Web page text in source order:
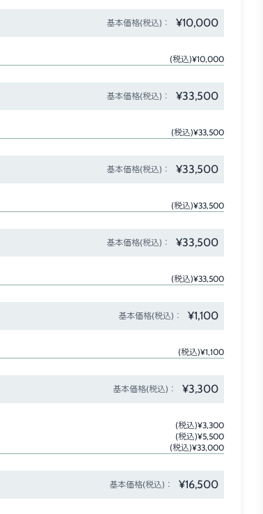
基本価格(税込)： ¥10,000
(税込)¥10,000
基本価格(税込)： ¥33,500
(税込)¥33,500
基本価格(税込)： ¥33,500
(税込)¥33,500
基本価格(税込)： ¥33,500
(税込)¥33,500
基本価格(税込)： ¥1,100
(税込)¥1,100
基本価格(税込)： ¥3,300
(税込)¥3,300
(税込)¥5,500
(税込)¥33,000
基本価格(税込)： ¥16,500